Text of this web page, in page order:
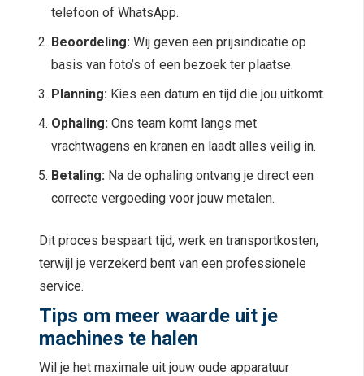
telefoon of WhatsApp.
Beoordeling: Wij geven een prijsindicatie op
basis van foto’s of een bezoek ter plaatse.
Planning: Kies een datum en tijd die jou uitkomt.
Ophaling: Ons team komt langs met
vrachtwagens en kranen en laadt alles veilig in.
Betaling: Na de ophaling ontvang je direct een
correcte vergoeding voor jouw metalen.
Dit proces bespaart tijd, werk en transportkosten,
terwijl je verzekerd bent van een professionele
service.
Tips om meer waarde uit je
machines te halen
Wil je het maximale uit jouw oude apparatuur